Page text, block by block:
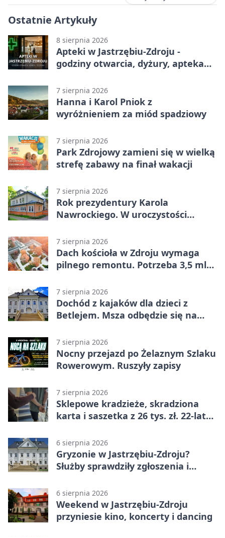
Ostatnie Artykuły
8 sierpnia 2026
Apteki w Jastrzębiu-Zdroju -
godziny otwarcia, dyżury, apteka
7 sierpnia 2026
Hanna i Karol Pniok z
wyróżnieniem za miód spadziowy
7 sierpnia 2026
Park Zdrojowy zamieni się w wielką
strefę zabawy na finał wakacji
7 sierpnia 2026
Rok prezydentury Karola
Nawrockiego. W uroczystości
7 sierpnia 2026
Dach kościoła w Zdroju wymaga
pilnego remontu. Potrzeba 3,5 mln
7 sierpnia 2026
Dochód z kajaków dla dzieci z
Betlejem. Msza odbędzie się na
7 sierpnia 2026
Nocny przejazd po Żelaznym Szlaku
Rowerowym. Ruszyły zapisy
7 sierpnia 2026
Sklepowe kradzieże, skradziona
karta i saszetka z 26 tys. zł. 22-latek
6 sierpnia 2026
Gryzonie w Jastrzębiu-Zdroju?
Służby sprawdziły zgłoszenia i
6 sierpnia 2026
Weekend w Jastrzębiu-Zdroju
przyniesie kino, koncerty i dancing